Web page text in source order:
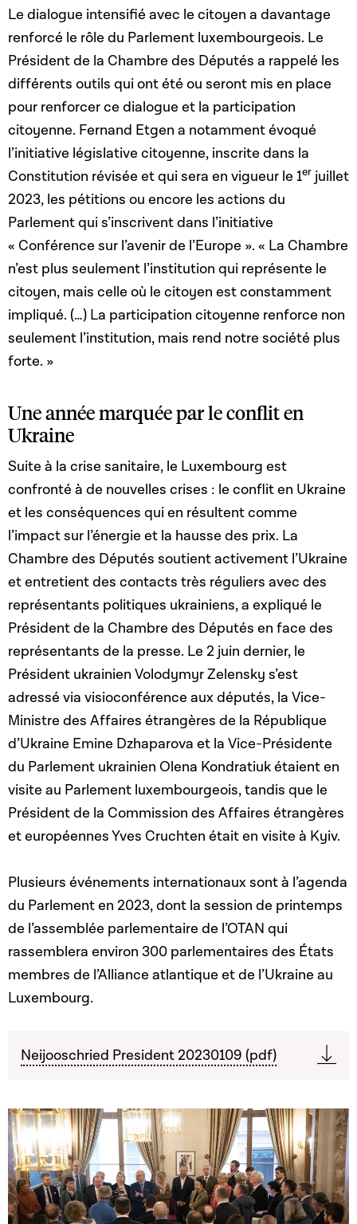
Le dialogue intensifié avec le citoyen a davantage
renforcé le rôle du Parlement luxembourgeois. Le
Président de la Chambre des Députés a rappelé les
différents outils qui ont été ou seront mis en place
pour renforcer ce dialogue et la participation
citoyenne. Fernand Etgen a notamment évoqué
l’initiative législative citoyenne, inscrite dans la
Constitution révisée et qui sera en vigueur le 1er juillet
2023, les pétitions ou encore les actions du
Parlement qui s’inscrivent dans l’initiative
« Conférence sur l’avenir de l’Europe ». « La Chambre
n’est plus seulement l’institution qui représente le
citoyen, mais celle où le citoyen est constamment
impliqué. (…) La participation citoyenne renforce non
seulement l’institution, mais rend notre société plus
forte. »
Une année marquée par le conflit en
Ukraine
Suite à la crise sanitaire, le Luxembourg est
confronté à de nouvelles crises : le conflit en Ukraine
et les conséquences qui en résultent comme
l’impact sur l’énergie et la hausse des prix. La
Chambre des Députés soutient activement l’Ukraine
et entretient des contacts très réguliers avec des
représentants politiques ukrainiens, a expliqué le
Président de la Chambre des Députés en face des
représentants de la presse. Le 2 juin dernier, le
Président ukrainien Volodymyr Zelensky s’est
adressé via visioconférence aux députés, la Vice-
Ministre des Affaires étrangères de la République
d’Ukraine Emine Dzhaparova et la Vice-Présidente
du Parlement ukrainien Olena Kondratiuk étaient en
visite au Parlement luxembourgeois, tandis que le
Président de la Commission des Affaires étrangères
et européennes Yves Cruchten était en visite à Kyiv.
Plusieurs événements internationaux sont à l’agenda
du Parlement en 2023, dont la session de printemps
de l’assemblée parlementaire de l’OTAN qui
rassemblera environ 300 parlementaires des États
membres de l’Alliance atlantique et de l’Ukraine au
Luxembourg.
Neijooschried President 20230109 (pdf)